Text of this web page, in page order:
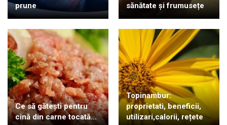
prune
sănătate și frumusețe
Ce să gătești pentru
cină din carne tocată...
Topinambur:
proprietati, beneficii,
utilizari,calorii, rețete